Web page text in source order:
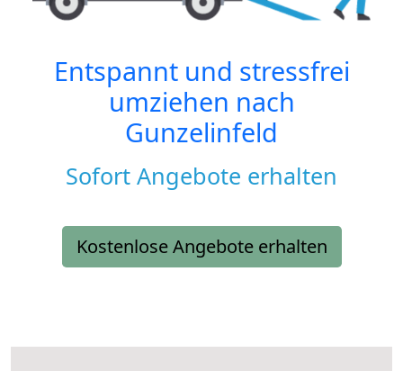
Entspannt und stressfrei
umziehen nach
Gunzelinfeld
Sofort Angebote erhalten
Kostenlose Angebote erhalten